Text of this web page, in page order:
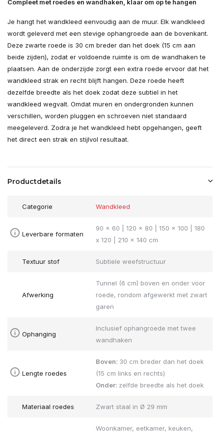
Compleet met roedes en wandhaken, klaar om op te hangen
Je hangt het wandkleed eenvoudig aan de muur. Elk wandkleed
wordt geleverd met een stevige ophangroede aan de bovenkant.
Deze zwarte roede is 30 cm breder dan het doek (15 cm aan
beide zijden), zodat er voldoende ruimte is om de wandhaken te
plaatsen. Aan de onderzijde zorgt een extra roede ervoor dat het
wandkleed strak en recht blijft hangen. Deze roede heeft
dezelfde breedte als het doek zodat deze subtiel in het
wandkleed wegvalt. Omdat muren en ondergronden kunnen
verschillen, worden pluggen en schroeven niet standaard
meegeleverd. Zodra je het wandkleed hebt opgehangen, geeft
het direct een strak en stijlvol resultaat.
Productdetails
Categorie Wandkleed
Leverbare formaten
90 x 60 | 120 x 80 | 150 x 100 | 180
x 120 | 210 x 140 cm
Textuur stof Subtiele weefstructuur
Afwerking
Tunnel (6 cm) boven en onder voor
roede, rondom afgewerkt met zwart
garen
Ophanging
Inclusief ophangroede met twee
wandhaken
Lengte roedes
Boven: 30 cm breder dan het doek
(15 cm links en rechts)
Onder: zelfde breedte als het doek
Materiaal roedes Zwart staal in Ø 29 mm
Woonkamer, eetkamer, keuken,